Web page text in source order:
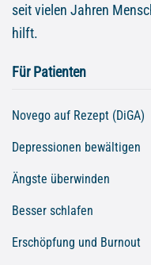
seit vielen Jahren
hilft.
Für Patienten
Novego auf Rezept (DiGA)
Depressionen bewältigen
Ängste überwinden
Besser schlafen
Erschöpfung und Burnout